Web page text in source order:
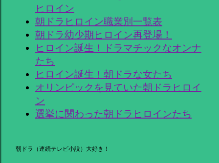
ヒロイン
朝ドラヒロイン職業別一覧表
朝ドラ幼少期ヒロイン再登場！
ヒロイン誕生！ドラマチックなオンナ
たち
ヒロイン誕生！朝ドラな女たち
オリンピックを見ていた朝ドラヒロイ
ン
選挙に関わった朝ドラヒロインたち
朝ドラ（連続テレビ小説）大好き！